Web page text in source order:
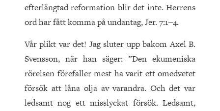
efterlängtad reformation blir det inte. Herrens
ord har fått komma på undantag, Jer. 7:1‒4.
Vår plikt var det! Jag sluter upp bakom Axel B.
Svensson, när han säger: ”Den ekumeniska
rörelsen förefaller mest ha varit ett omedvetet
försök att låna olja av varandra. Och det var
ledsamt nog ett misslyckat försök. Ledsamt,